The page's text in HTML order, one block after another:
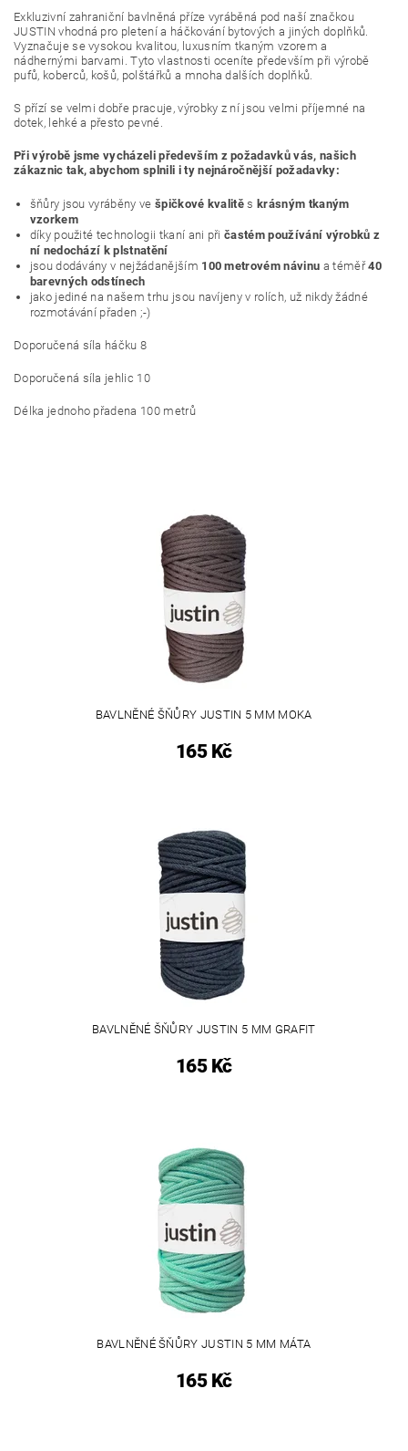
Exkluzivní zahraniční bavlněná příze vyráběná pod naší značkou
JUSTIN vhodná pro pletení a háčkování bytových a jiných doplňků.
Vyznačuje se vysokou kvalitou, luxusním tkaným vzorem a
nádhernými barvami. Tyto vlastnosti oceníte především při výrobě
pufů, koberců, košů, polštářků a mnoha dalších doplňků.
S přízí se velmi dobře pracuje, výrobky z ní jsou velmi příjemné na
dotek, lehké a přesto pevné.
Při výrobě jsme vycházeli především z požadavků vás, našich
zákaznic tak, abychom splnili i ty nejnáročnější požadavky:
šňůry jsou vyráběny ve špičkové kvalitě s krásným tkaným
vzorkem
díky použité technologii tkaní ani přičastém používání výrobků z
ní nedochází k plstnatění
jsou dodávány v nejžádanějším 100 metrovém návinu a téměř40
barevných odstínech
jako jediné na našem trhu jsou navíjeny v rolích, už nikdy žádné
rozmotávání přaden ;-)
Doporučená síla háčku 8
Doporučená síla jehlic 10
Délka jednoho přadena 100 metrů
BAVLNĚNÉ ŠŇŮRY JUSTIN 5 MM MOKA
165 Kč
BAVLNĚNÉ ŠŇŮRY JUSTIN 5 MM GRAFIT
165 Kč
BAVLNĚNÉ ŠŇŮRY JUSTIN 5 MM MÁTA
165 Kč